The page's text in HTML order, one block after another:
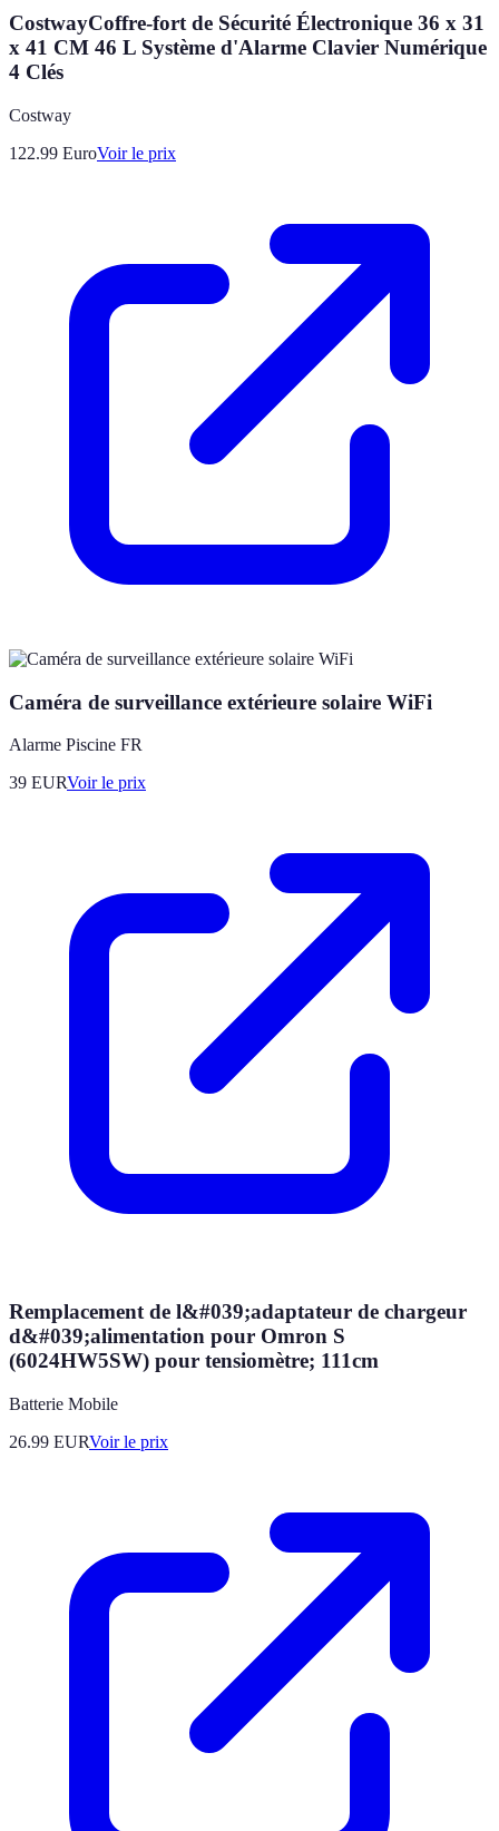
CostwayCoffre-fort de Sécurité Électronique 36 x 31
x 41 CM 46 L Système d'Alarme Clavier Numérique
4 Clés
Costway
122.99 EuroVoir le prix
Caméra de surveillance extérieure solaire WiFi
Alarme Piscine FR
39 EURVoir le prix
Remplacement de l&#039;adaptateur de chargeur
d&#039;alimentation pour Omron S
(6024HW5SW) pour tensiomètre; 111cm
Batterie Mobile
26.99 EURVoir le prix